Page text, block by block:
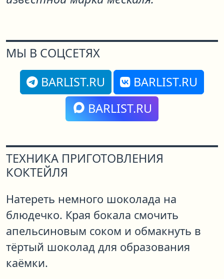
МЫ В СОЦСЕТЯХ
BARLIST.RU
BARLIST.RU
BARLIST.RU
ТЕХНИКА ПРИГОТОВЛЕНИЯ
КОКТЕЙЛЯ
Натереть немного шоколада на
блюдечко. Края бокала смочить
апельсиновым соком и обмакнуть в
тёртый шоколад для образования
каёмки.